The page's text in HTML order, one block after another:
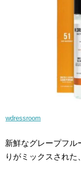
wdressroom
新鮮なグレープフル
りがミックスされた